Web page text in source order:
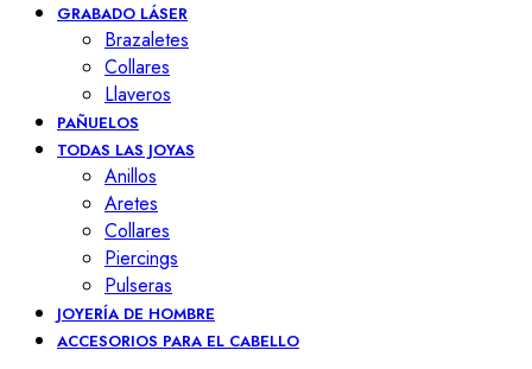
GRABADO LÁSER
Brazaletes
Collares
Llaveros
PAÑUELOS
TODAS LAS JOYAS
Anillos
Aretes
Collares
Piercings
Pulseras
JOYERÍA DE HOMBRE
ACCESORIOS PARA EL CABELLO